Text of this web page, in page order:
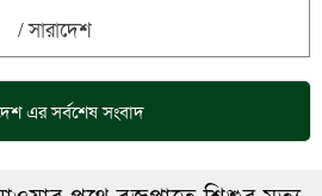
/সারাদেশ
এর সর্বশেষ সংবাদ